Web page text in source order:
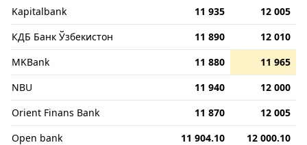
Kapitalbank
11 935
12 005
КДБ Банк Ўзбекистон
11 890
12 010
MKBank
11 880
11 965
NBU
11 940
12 000
Orient Finans Bank
11 870
12 005
Open bank
11 904.10
12 000.10